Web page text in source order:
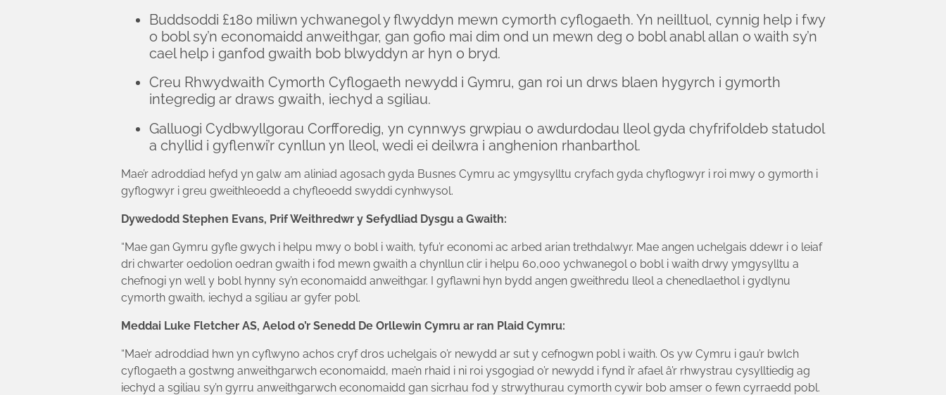
Buddsoddi £180 miliwn ychwanegol y flwyddyn mewn cymorth cyflogaeth. Yn neilltuol, cynnig help i fwy
o bobl sy’n economaidd anweithgar, gan gofio mai dim ond un mewn deg o bobl anabl allan o waith sy’n
cael help i ganfod gwaith bob blwyddyn ar hyn o bryd.
Creu Rhwydwaith Cymorth Cyflogaeth newydd i Gymru, gan roi un drws blaen hygyrch i gymorth
integredig ar draws gwaith, iechyd a sgiliau.
Galluogi Cydbwyllgorau Corfforedig, yn cynnwys grwpiau o awdurdodau lleol gyda chyfrifoldeb statudol
a chyllid i gyflenwi’r cynllun yn lleol, wedi ei deilwra i anghenion rhanbarthol.
Mae’r adroddiad hefyd yn galw am aliniad agosach gyda Busnes Cymru ac ymgysylltu cryfach gyda chyflogwyr i roi mwy o gymorth i
gyflogwyr i greu gweithleoedd a chyfleoedd swyddi cynhwysol.
Dywedodd Stephen Evans, Prif Weithredwr y Sefydliad Dysgu a Gwaith:
“Mae gan Gymru gyfle gwych i helpu mwy o bobl i waith, tyfu’r economi ac arbed arian trethdalwyr. Mae angen uchelgais ddewr i o leiaf
dri chwarter oedolion oedran gwaith i fod mewn gwaith a chynllun clir i helpu 60,000 ychwanegol o bobl i waith drwy ymgysylltu a
chefnogi yn well y bobl hynny sy’n economaidd anweithgar. I gyflawni hyn bydd angen gweithredu lleol a chenedlaethol i gydlynu
cymorth gwaith, iechyd a sgiliau ar gyfer pobl.
Meddai Luke Fletcher AS, Aelod o’r Senedd De Orllewin Cymru ar ran Plaid Cymru:
“Mae’r adroddiad hwn yn cyflwyno achos cryf dros uchelgais o’r newydd ar sut y cefnogwn pobl i waith. Os yw Cymru i gau’r bwlch
cyflogaeth a gostwng anweithgarwch economaidd, mae’n rhaid i ni roi ysgogiad o’r newydd i fynd i’r afael â’r rhwystrau cysylltiedig ag
iechyd a sgiliau sy’n gyrru anweithgarwch economaidd gan sicrhau fod y strwythurau cymorth cywir bob amser o fewn cyrraedd pobl.